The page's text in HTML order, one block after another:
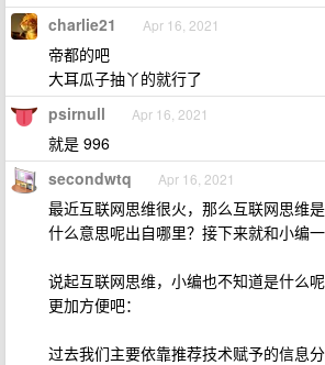
charlie21 Apr 16, 2021
帝都的吧
大耳瓜子抽丫的就行了
psirnull Apr 16, 2021
就是 996
secondwtq Apr 16, 2021
最近互联网思维很火，那么互联网思维
什么意思呢出自哪里？接下来就和小编一
说起互联网思维，小编也不知道是什么
更加方便吧：
过去我们主要依靠推荐技术赋予的信息